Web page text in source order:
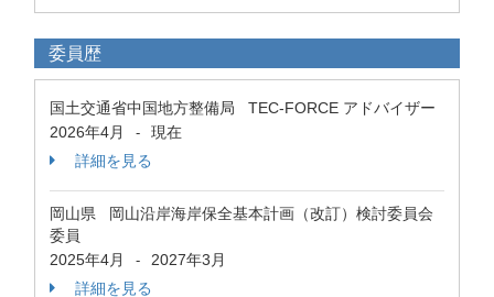
委員歴
国土交通省中国地方整備局 TEC-FORCE アドバイザー
2026年4月
-
現在
詳細を見る
岡山県 岡山沿岸海岸保全基本計画（改訂）検討委員会
委員
2025年4月
-
2027年3月
詳細を見る